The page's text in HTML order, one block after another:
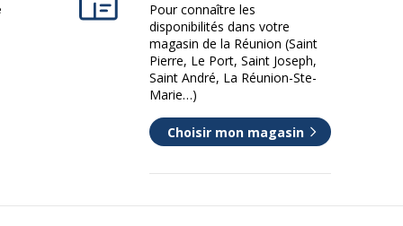
Pour connaître les
disponibilités dans votre
magasin de la Réunion (Saint
Pierre, Le Port, Saint Joseph,
Saint André, La Réunion-Ste-
Marie…)
Choisir mon magasin